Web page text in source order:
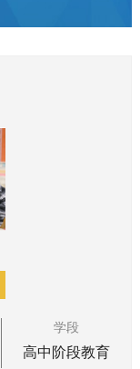
学段
高中阶段教育